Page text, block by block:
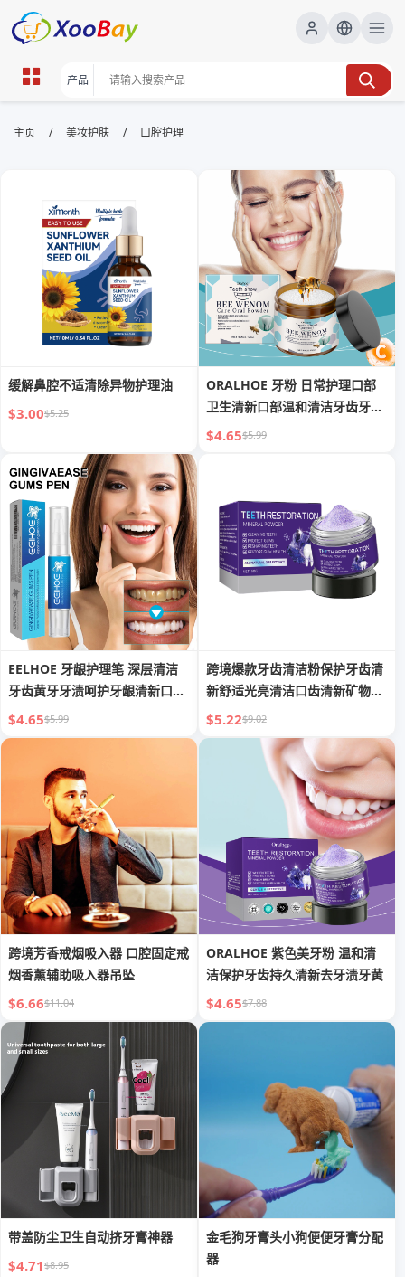
口腔护理 | XOOBAY B2B/B2C
口腔护理,口腔健康,牙齿卫生, wholesale 口腔护理,
XOOBAY
全面介绍口腔护理的日常保健要点，涵盖正确刷牙、牙线使用、牙膏选
择、牙龈护理以及常见口腔疾病预防，帮助提升口腔卫生与牙齿健康。
主页 / 美妆护肤 / 口腔护理
缓解鼻腔不适清除异物护理油
$3.00$5.25
ORALHOE 牙粉 日常护理口部
卫生清新口部温和清洁牙齿牙黄
牙粉
$4.65$5.99
EELHOE 牙龈护理笔 深层清洁
牙齿黄牙牙渍呵护牙龈清新口气
美牙笔
$4.65$5.99
跨境爆款牙齿清洁粉保护牙齿清
新舒适光亮清洁口齿清新矿物质
牙粉
$5.22$9.02
跨境芳香戒烟吸入器 口腔固定戒
烟香薰辅助吸入器吊坠
$6.66$11.04
ORALHOE 紫色美牙粉 温和清
洁保护牙齿持久清新去牙渍牙黄
$4.65$7.88
带盖防尘卫生自动挤牙膏神器
$4.71$8.95
金毛狗牙膏头小狗便便牙膏分配
器